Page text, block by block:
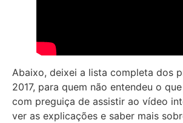
Abaixo, deixei a lista completa dos
2017, para quem não entendeu o
com preguiça de assistir ao vídeo
ver as explicações e saber mais